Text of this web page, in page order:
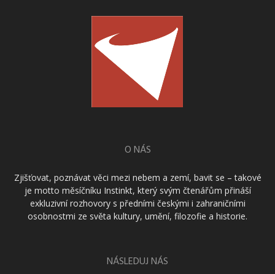
O NÁS
Zjišťovat, poznávat věci mezi nebem a zemí, bavit se – takové
je motto měsíčníku Instinkt, který svým čtenářům přináší
exkluzivní rozhovory s předními českými i zahraničními
osobnostmi ze světa kultury, umění, filozofie a historie.
NÁSLEDUJ NÁS